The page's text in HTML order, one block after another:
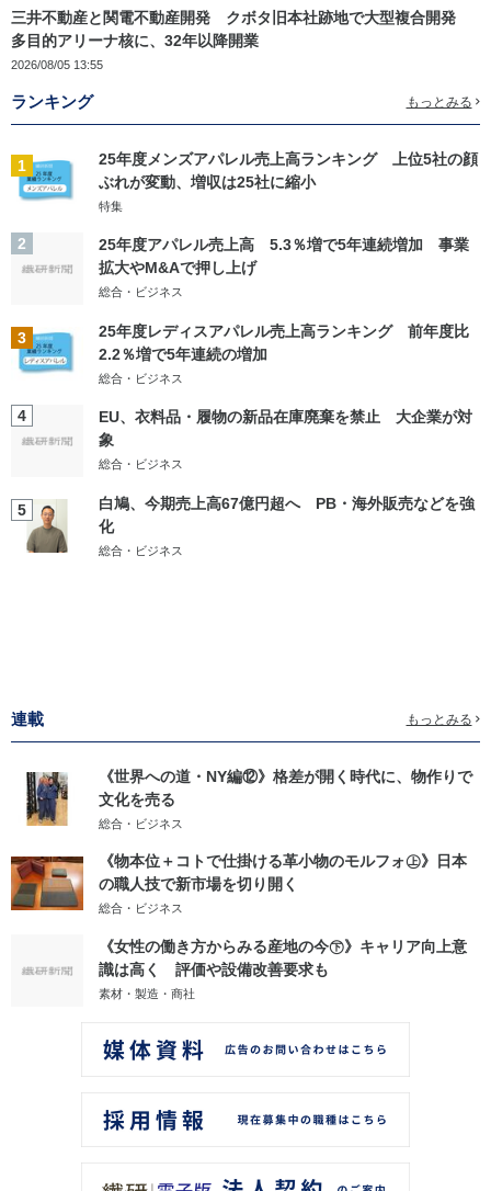
三井不動産と関電不動産開発 クボタ旧本社跡地で大型複合開発
多目的アリーナ核に、32年以降開業
2026/08/05 13:55
ランキング もっとみる
1
25年度メンズアパレル売上高ランキング 上位5社の顔
ぶれが変動、増収は25社に縮小
特集
2
25年度アパレル売上高 5.3％増で5年連続増加 事業
拡大やM&Aで押し上げ
総合・ビジネス
3
25年度レディスアパレル売上高ランキング 前年度比
2.2％増で5年連続の増加
総合・ビジネス
4
EU、衣料品・履物の新品在庫廃棄を禁止 大企業が対
象
総合・ビジネス
5
白鳩、今期売上高67億円超へ PB・海外販売などを強
化
総合・ビジネス
連載 もっとみる
《世界への道・NY編⑫》格差が開く時代に、物作りで
文化を売る
総合・ビジネス
《物本位＋コトで仕掛ける革小物のモルフォ㊤》日本
の職人技で新市場を切り開く
総合・ビジネス
《女性の働き方からみる産地の今㊦》キャリア向上意
識は高く 評価や設備改善要求も
素材・製造・商社